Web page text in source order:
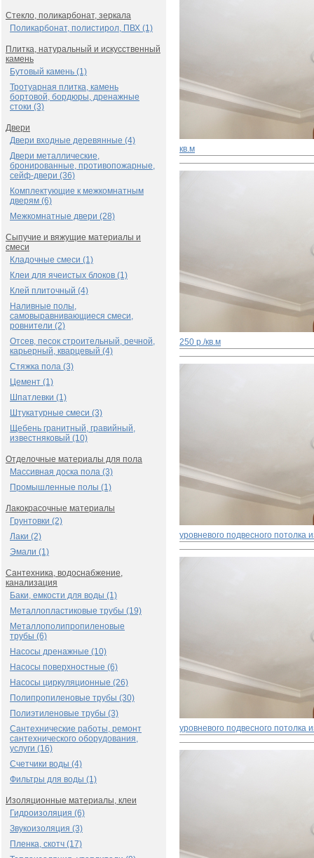
Стекло, поликарбонат, зеркала
Поликарбонат, полистирол, ПВХ (1)
Плитка, натуральный и искусственный
камень
Бутовый камень (1)
Тротуарная плитка, камень
бортовой, бордюры, дренажные
стоки (3)
Двери
Двери входные деревянные (4)
Двери металлические,
бронированные, противопожарные,
сейф-двери (36)
Комплектующие к межкомнатным
дверям (6)
Межкомнатные двери (28)
Сыпучие и вяжущие материалы и
смеси
Кладочные смеси (1)
Клеи для ячеистых блоков (1)
Клей плиточный (4)
Наливные полы,
самовыравнивающиеся смеси,
ровнители (2)
Отсев, песок строительный, речной,
карьерный, кварцевый (4)
Стяжка пола (3)
Цемент (1)
Шпатлевки (1)
Штукатурные смеси (3)
Щебень гранитный, гравийный,
известняковый (10)
Отделочные материалы для пола
Массивная доска пола (3)
Промышленные полы (1)
Лакокрасочные материалы
Грунтовки (2)
Лаки (2)
Эмали (1)
Сантехника, водоснабжение,
канализация
Баки, емкости для воды (1)
Металлопластиковые трубы (19)
Металлополипропиленовые
трубы (6)
Насосы дренажные (10)
Насосы поверхностные (6)
Насосы циркуляционные (26)
Полипропиленовые трубы (30)
Полиэтиленовые трубы (3)
Сантехнические работы, ремонт
сантехнического оборудования,
услуги (16)
Счетчики воды (4)
Фильтры для воды (1)
Изоляционные материалы, клеи
Гидроизоляция (6)
Звукоизоляция (3)
Пленка, скотч (17)
кв.м
250 р./кв.м
уровневого подвесного потолка
уровневого подвесного потолка